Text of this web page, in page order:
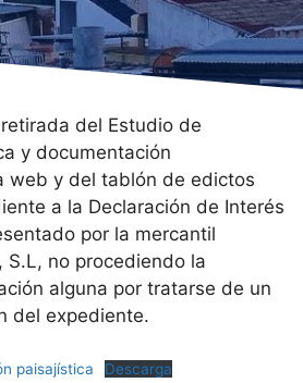
del Estudio de
y documentación
web y del tablón de edictos
a la Declaración de Interés
por la mercantil
S.L, no procediendo la
alguna por tratarse de un
del expediente.
paisajística Descarga